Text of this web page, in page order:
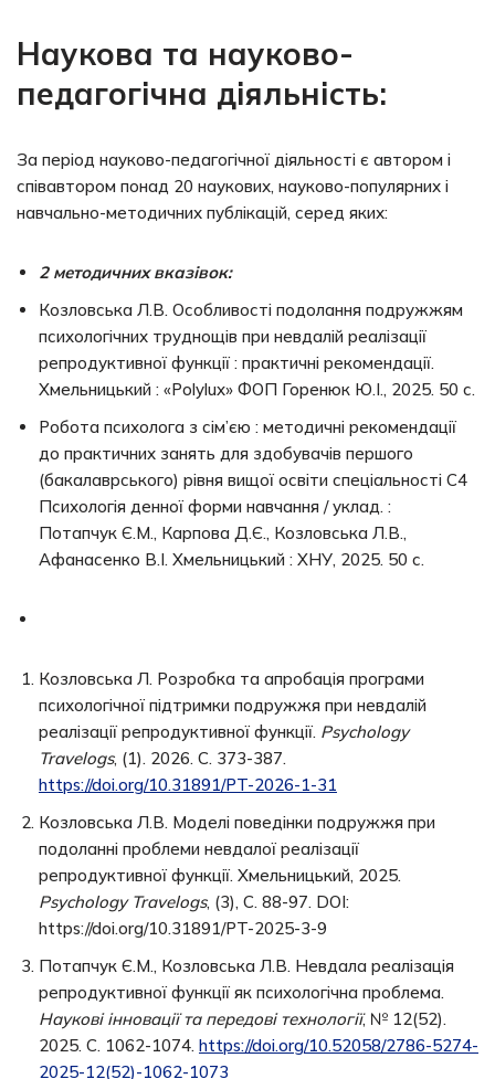
Наукова та науково-
педагогічна діяльність:
За період науково-педагогічної діяльності є автором і
співавтором понад 20 наукових, науково-популярних і
навчально-методичних публікацій, серед яких:
2 методичних вказівок:
Козловська Л.В. Особливості подолання подружжям
психологічних труднощів при невдалій реалізації
репродуктивної функції : практичні рекомендації.
Хмельницький : «Polylux» ФОП Горенюк Ю.І., 2025. 50 с.
Робота психолога з сім’єю : методичні рекомендації
до практичних занять для здобувачів першого
(бакалаврського) рівня вищої освіти спеціальності С4
Психологія денної форми навчання / уклад. :
Потапчук Є.М., Карпова Д.Є., Козловська Л.В.,
Афанасенко В.І. Хмельницький : ХНУ, 2025. 50 с.
Козловська Л. Розробка та апробація програми
психологічної підтримки подружжя при невдалій
реалізації репродуктивної функції. Psychology
Travelogs, (1). 2026. С. 373-387.
https://doi.org/10.31891/PT-2026-1-31
Козловська Л.В. Моделі поведінки подружжя при
подоланні проблеми невдалої реалізації
репродуктивної функції. Хмельницький, 2025.
Psychology Travelogs, (3), С. 88-97. DOI:
https://doi.org/10.31891/PT-2025-3-9
Потапчук Є.М., Козловська Л.В. Невдала реалізація
репродуктивної функції як психологічна проблема.
Наукові інновації та передові технології, № 12(52).
2025. С. 1062-1074. https://doi.org/10.52058/2786-5274-
2025-12(52)-1062-1073